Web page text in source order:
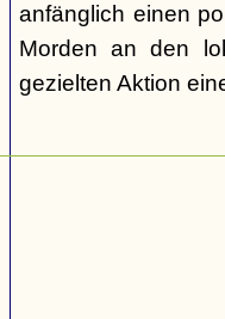
anfänglich einen
Morden an den
gezielten Aktion